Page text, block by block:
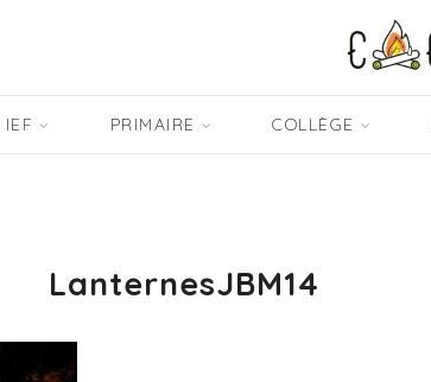
IEF PRIMAIRE COLLÈGE
LanternesJBM14